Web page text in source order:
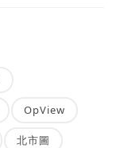
OpView
北市圖